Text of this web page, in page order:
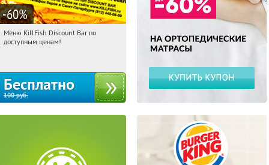
-60%
06:27:56 Получили:
Меню KillFish Discount Bar по
доступным ценам!
Бесплатно
100руб.